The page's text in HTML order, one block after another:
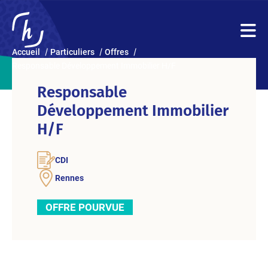
Accueil Particuliers
Offres
Responsable
Développement Immobilier
H/F
CDI
Rennes
OFFRE POURVUE